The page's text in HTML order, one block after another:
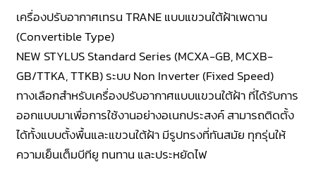
เครื่องปรับอากาศเทรน TRANE แบบแขวนใต้ฝ้าเพดาน
(Convertible Type)
NEW STYLUS Standard Series (MCXA-GB, MCXB-
GB/TTKA, TTKB) ระบบ Non Inverter (Fixed Speed)
ทางเลือกสำหรับเครื่องปรับอากาศแบบแขวนใต้ฝ้า ที่ได้รับการ
ออกแบบมาเพื่อการใช้งานอย่างอเนกประสงค์ สามารถติดตั้ง
ได้ทั้งแบบตั้งพื้นและแขวนใต้ฝ้า มีรูปทรงที่ทันสมัย ทุกรุ่นให้
ความเย็นเต็มบีทียู ทนทาน และประหยัดไฟ